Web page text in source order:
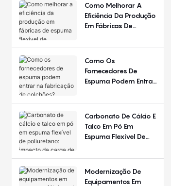
Diferente Em
Diferentes Estações
Como Melhorar A
Eficiência Da Produção
Em Fábricas De
Poliuretano?
Como Os
Fornecedores De
Espuma Podem Entrar
Colchões?
Carbonato De Cálcio E
Talco Em Pó Em
Espuma Flexível De
Da Carga De
Modernização De
Equipamentos Em